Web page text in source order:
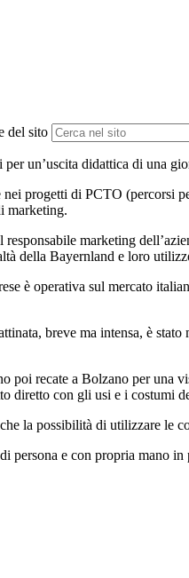
del sito
un’uscita didattica di una
progetti di PCTO (percorsi
marketing.
responsabile marketing
della Bayernland e loro
è operativa sul mercato
breve ma intensa, è
poi recate a Bolzano per una
diretto con gli usi e i costumi
la possibilità di utilizzare le
persona e con propria mano